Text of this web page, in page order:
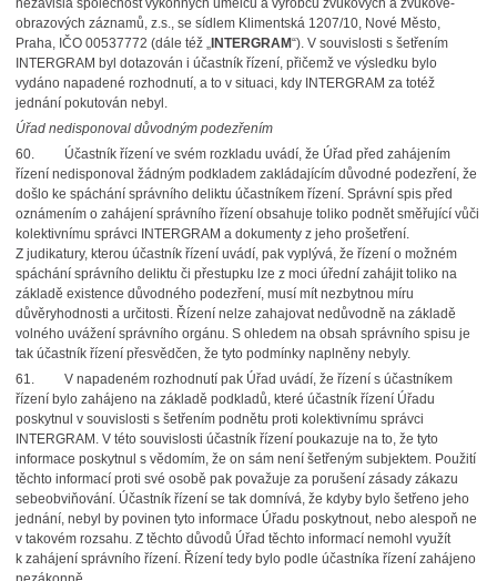
nezávislá společnost výkonných umělců a výrobců zvukových a zvukově-
obrazových záznamů, z.s., se sídlem Klimentská 1207/10, Nové Město,
Praha, IČO 00537772 (dále též „INTERGRAM“). V souvislosti s šetřením
INTERGRAM byl dotazován i účastník řízení, přičemž ve výsledku bylo
vydáno napadené rozhodnutí, a to v situaci, kdy INTERGRAM za totéž
jednání pokutován nebyl.
Úřad nedisponoval důvodným podezřením
60.
Účastník řízení ve svém rozkladu uvádí, že Úřad před zahájením
řízení nedisponoval žádným podkladem zakládajícím důvodné podezření, že
došlo ke spáchání správního deliktu účastníkem řízení. Správní spis před
oznámením o zahájení správního řízení obsahuje toliko podnět směřující vůči
kolektivnímu správci INTERGRAM a dokumenty z jeho prošetření.
Z judikatury, kterou účastník řízení uvádí, pak vyplývá, že řízení o možném
spáchání správního deliktu či přestupku lze z moci úřední zahájit toliko na
základě existence důvodného podezření, musí mít nezbytnou míru
důvěryhodnosti a určitosti. Řízení nelze zahajovat nedůvodně na základě
volného uvážení správního orgánu. S ohledem na obsah správního spisu je
tak účastník řízení přesvědčen, že tyto podmínky naplněny nebyly.
61.
V napadeném rozhodnutí pak Úřad uvádí, že řízení s účastníkem
řízení bylo zahájeno na základě podkladů, které účastník řízení Úřadu
poskytnul v souvislosti s šetřením podnětu proti kolektivnímu správci
INTERGRAM. V této souvislosti účastník řízení poukazuje na to, že tyto
informace poskytnul s vědomím, že on sám není šetřeným subjektem. Použití
těchto informací proti své osobě pak považuje za porušení zásady zákazu
sebeobviňování. Účastník řízení se tak domnívá, že kdyby bylo šetřeno jeho
jednání, nebyl by povinen tyto informace Úřadu poskytnout, nebo alespoň ne
v takovém rozsahu. Z těchto důvodů Úřad těchto informací nemohl využít
k zahájení správního řízení. Řízení tedy bylo podle účastníka řízení zahájeno